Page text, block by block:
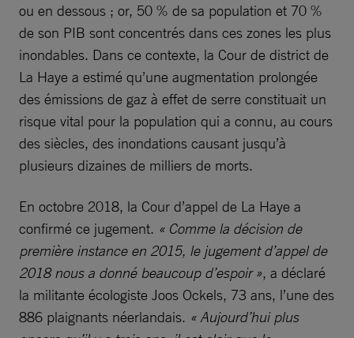
ou en dessous ; or, 50 % de sa population et 70 %
de son PIB sont concentrés dans ces zones les plus
inondables. Dans ce contexte, la Cour de district de
La Haye a estimé qu’une augmentation prolongée
des émissions de gaz à effet de serre constituait un
risque vital pour la population qui a connu, au cours
des siècles, des inondations causant jusqu’à
plusieurs dizaines de milliers de morts.
En octobre 2018, la Cour d’appel de La Haye a
confirmé ce jugement. « Comme la décision de
première instance en 2015, le jugement d’appel de
2018 nous a donné beaucoup d’espoir », a déclaré
la militante écologiste Joos Ockels, 73 ans, l’une des
886 plaignants néerlandais. « Aujourd’hui plus